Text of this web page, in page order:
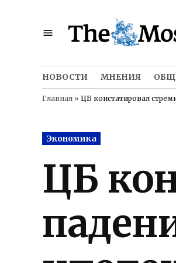
НОВОСТИ МНЕНИЯ
Главная » ЦБ констатировал
Posted
in
Экономика
ЦБ